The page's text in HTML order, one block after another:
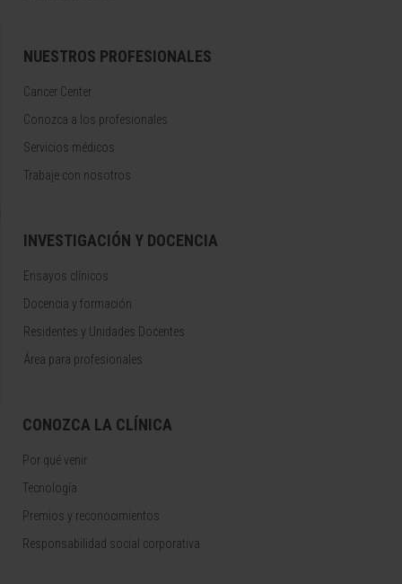
NUESTROS PROFESIONALES
Cancer Center
Conozca a los profesionales
Servicios médicos
Trabaje con nosotros
INVESTIGACIÓN Y DOCENCIA
Ensayos clínicos
Docencia y formación
Residentes y Unidades Docentes
Área para profesionales
CONOZCA LA CLÍNICA
Por qué venir
Tecnología
Premios y reconocimientos
Responsabilidad social corporativa